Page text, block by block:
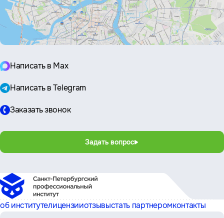
Написать в Max
Написать в Telegram
Заказать звонок
Задать вопрос
об институтелицензииотзывыстать партнеромконтакты